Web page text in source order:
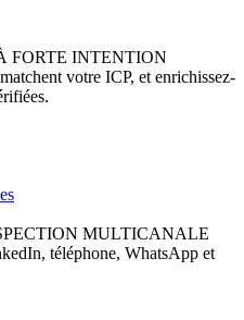
FORTE INTENTION
votre ICP, et enrichissez-
MULTICANALE
téléphone, WhatsApp et